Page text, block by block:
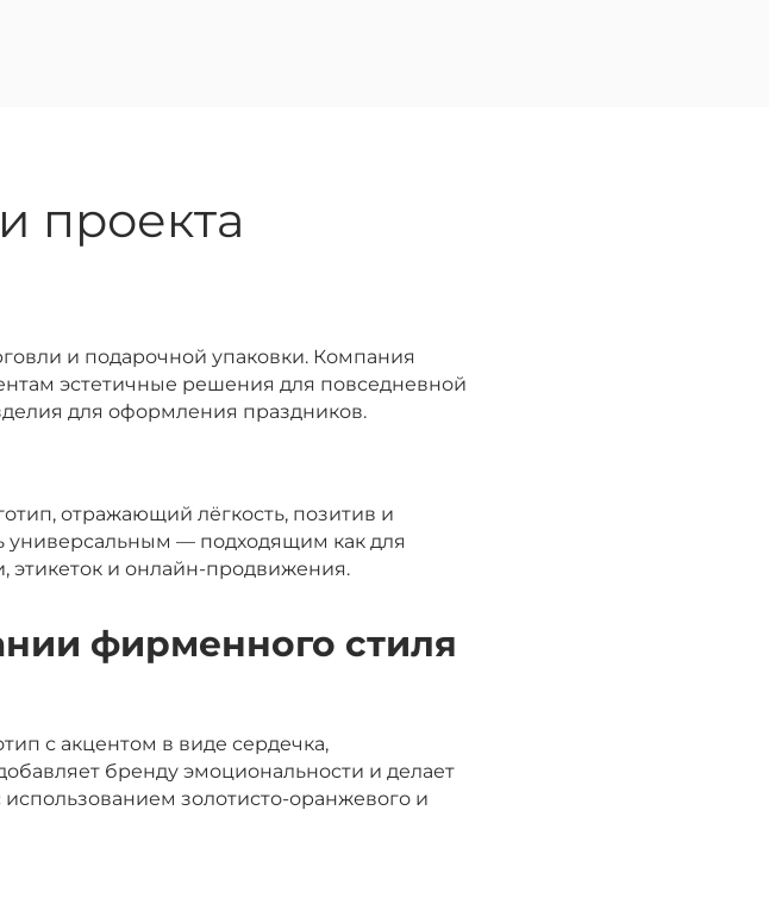
проекта
и подарочной упаковки. Компания
эстетичные решения для повседневной
для оформления праздников.
отражающий лёгкость, позитив и
— подходящим как для
этикеток и онлайн-продвижения.
фирменного стиля
с акцентом в виде сердечка,
бренду эмоциональности и делает
золотисто-оранжевого и